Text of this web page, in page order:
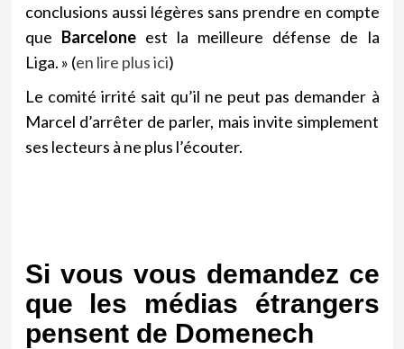
conclusions aussi légères sans prendre en compte
que Barcelone est la meilleure défense de la
Liga. » (en lire plus ici)
Le comité irrité sait qu’il ne peut pas demander à
Marcel d’arrêter de parler, mais invite simplement
ses lecteurs à ne plus l’écouter.
Si vous vous demandez ce
que les médias étrangers
pensent de Domenech